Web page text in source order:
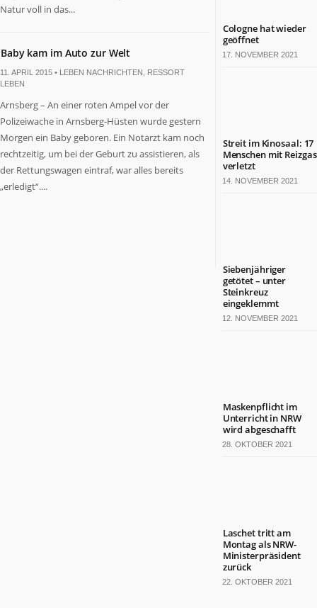
Natur voll in das...
Baby kam im Auto zur Welt
11. APRIL 2015 • LEBEN NACHRICHTEN
RESSORT
LEBEN
Arnsberg – An einer roten Ampel vor der
Polizeiwache in Arnsberg-Hüsten wurde gestern
Morgen ein Baby geboren. Ein Notarzt kam noch
rechtzeitig, um bei der Geburt zu assistieren, als
der Rettungswagen eintraf, war alles bereits
„erledigt“....
Cologne hat wieder
geöffnet
17. NOVEMBER 2021
Streit im Kinosaal: 17
Menschen mit Reizgas
verletzt
14. NOVEMBER 2021
Siebenjähriger
getötet – unter
Steinkreuz
eingeklemmt
12. NOVEMBER 2021
Maskenpflicht im
Unterricht in NRW
wird abgeschafft
28. OKTOBER 2021
Laschet tritt am
Montag als NRW-
Ministerpräsident
zurück
22. OKTOBER 2021